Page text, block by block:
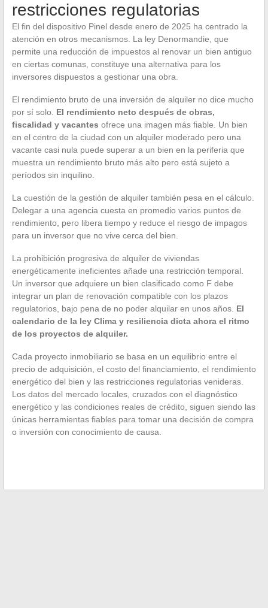
restricciones regulatorias
El fin del dispositivo Pinel desde enero de 2025 ha centrado la
atención en otros mecanismos. La ley Denormandie, que
permite una reducción de impuestos al renovar un bien antiguo
en ciertas comunas, constituye una alternativa para los
inversores dispuestos a gestionar una obra.
El rendimiento bruto de una inversión de alquiler no dice mucho
por sí solo. El rendimiento neto después de obras,
fiscalidad y vacantes ofrece una imagen más fiable. Un bien
en el centro de la ciudad con un alquiler moderado pero una
vacante casi nula puede superar a un bien en la periferia que
muestra un rendimiento bruto más alto pero está sujeto a
períodos sin inquilino.
La cuestión de la gestión de alquiler también pesa en el cálculo.
Delegar a una agencia cuesta en promedio varios puntos de
rendimiento, pero libera tiempo y reduce el riesgo de impagos
para un inversor que no vive cerca del bien.
La prohibición progresiva de alquiler de viviendas
energéticamente ineficientes añade una restricción temporal.
Un inversor que adquiere un bien clasificado como F debe
integrar un plan de renovación compatible con los plazos
regulatorios, bajo pena de no poder alquilar en unos años. El
calendario de la ley Clima y resiliencia dicta ahora el ritmo
de los proyectos de alquiler.
Cada proyecto inmobiliario se basa en un equilibrio entre el
precio de adquisición, el costo del financiamiento, el rendimiento
energético del bien y las restricciones regulatorias venideras.
Los datos del mercado locales, cruzados con el diagnóstico
energético y las condiciones reales de crédito, siguen siendo las
únicas herramientas fiables para tomar una decisión de compra
o inversión con conocimiento de causa.